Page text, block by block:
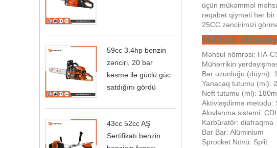
59cc 3.4hp benzin
zənciri, 20 bar
kəsmə ilə güclü güc
satdığını gördü
43cc 52cc AŞ
Sertifikatı benzin
üçün mükəmməl
rəqabət qiyməti hər bir
25CC zəncirimizi
Məhsul
Məhsul nömrəsi: HA-
Mühərrikin
Bar uzunluğu (düym):
Yanacaq tutumu (ml):
Neft tutumu (ml):
Aktivləşdirmə metodu:
Alovlanma sistemi: CDI
Karbüratör: diafraqma
Bar Bar: Alüminium
Sprocket Növü: Split